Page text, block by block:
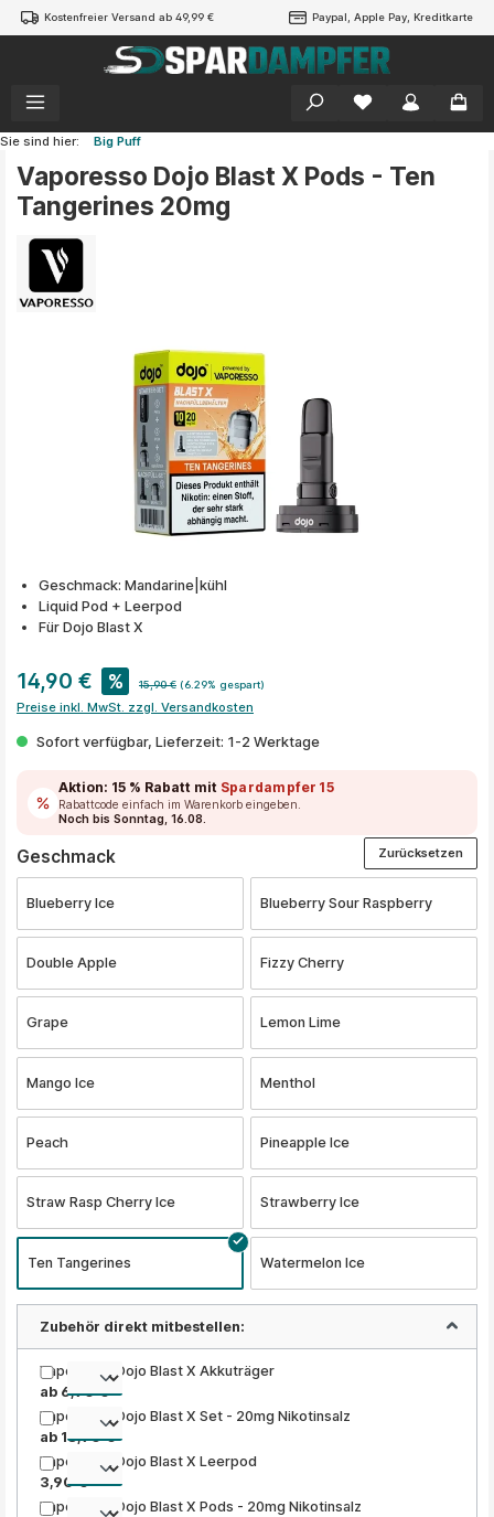
springen
Kostenfreier Versand ab 49,99 € Paypal, Apple Pay, Kreditkarte
Sie sind hier: Big Puff
Vaporesso Dojo Blast X Pods - Ten
Tangerines 20mg
Geschmack: Mandarine|kühl
Liquid Pod + Leerpod
Für Dojo Blast X
14,90 € % 15,90 € (6.29% gespart)
Preise inkl. MwSt. zzgl. Versandkosten
Sofort verfügbar, Lieferzeit: 1-2 Werktage
Aktion: 15 % Rabatt mit Spardampfer15
Rabattcode einfach im Warenkorb eingeben.
Noch bis Sonntag, 16.08.
Geschmackauswählen
Blueberry Ice Blueberry Sour Raspberry
Double Apple Fizzy Cherry
Grape Lemon Lime
Mango Ice Menthol
Peach Pineapple Ice
Straw Rasp Cherry Ice Strawberry Ice
Ten Tangerines Watermelon Ice
Zurücksetzen
Zubehör direkt mitbestellen:
Vaporesso Dojo Blast X Akkuträger
ab 6,90 €
Vaporesso Dojo Blast X Set - 20mg Nikotinsalz
ab 18,90 €
Vaporesso Dojo Blast X Leerpod
3,90 €
Vaporesso Dojo Blast X Pods - 20mg Nikotinsalz